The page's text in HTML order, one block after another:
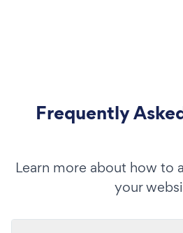
Frequently
Learn more about how to
your